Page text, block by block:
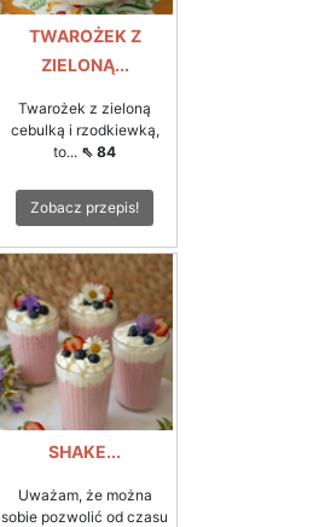
TWAROŻEK Z
ZIELONĄ...
Twarożek z zieloną
cebulką i rzodkiewką,
to... ⇖ 84
Zobacz przepis!
SHAKE...
Uważam, że można
sobie pozwolić od czasu